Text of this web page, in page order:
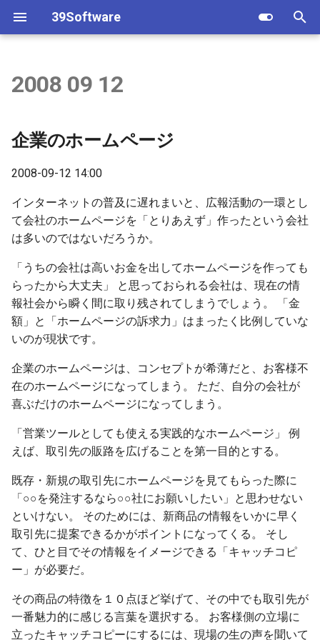
39Software
t
o
s
t
s
a
r
h
i
n
g
Android
iPhone/iPad
評価シート
顧客予約実績
タイムレコーダー
2022
2021
2020
2016
2015
2014
2013
2012
2011
2010
2009
2008
2008 09 12
企業のホームページ
2008-09-12 14:00
インターネットの普及に遅れまいと、広報活動の一環とし
て会社のホームページを「とりあえず」作ったという会社
は多いのではないだろうか。
「うちの会社は高いお金を出してホームページを作っても
らったから大丈夫」 と思っておられる会社は、現在の情
報社会から瞬く間に取り残されてしまうでしょう。 「金
額」と「ホームページの訴求力」はまったく比例していな
いのが現状です。
企業のホームページは、コンセプトが希薄だと、お客様不
在のホームページになってしまう。 ただ、自分の会社が
喜ぶだけのホームページになってしまう。
「営業ツールとしても使える実践的なホームページ」 例
えば、取引先の販路を広げることを第一目的とする。
既存・新規の取引先にホームページを見てもらった際に
「○○を発注するなら○○社にお願いしたい」と思わせない
といけない。 そのためには、新商品の情報をいかに早く
取引先に提案できるかがポイントになってくる。 そし
て、ひと目でその情報をイメージできる「キャッチコピ
ー」が必要だ。
その商品の特徴を１０点ほど挙げて、その中でも取引先が
一番魅力的に感じる言葉を選択する。 お客様側の立場に
立ったキャッチコピーにするには、現場の生の声を聞いて